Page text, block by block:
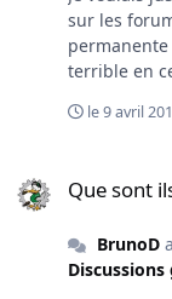
sur les
permanente Faut aussi que je refasse plus de vélo, c'est
terrible en ce moment *en
le 9 avril
Que sont
BrunoD
Discussions